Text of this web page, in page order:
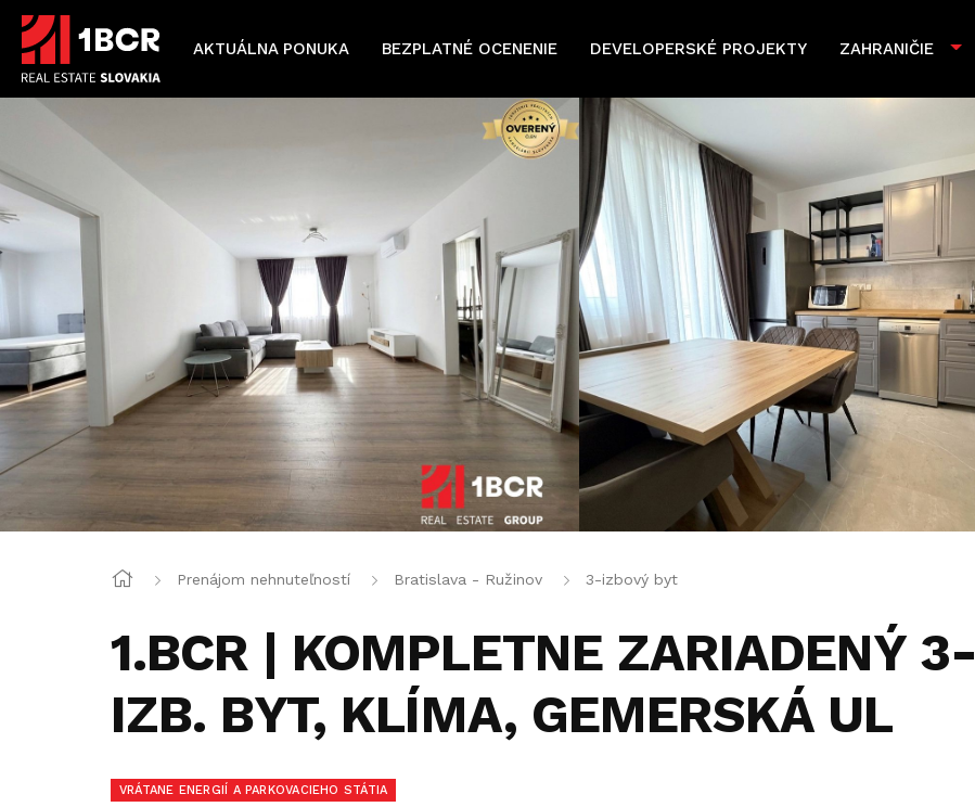
AKTUÁLNA PONUKA BEZPLATNÉ OCENENIE DEVELOPERSKÉ PROJEKTY ZAHRANIČIE
Prenájom nehnuteľností Bratislava - Ružinov 3-izbový byt
1.BCR | KOMPLETNE ZARIADENÝ 3-
IZB. BYT, KLÍMA, GEMERSKÁ UL
VRÁTANE ENERGIÍ A PARKOVACIEHO STÁTIA